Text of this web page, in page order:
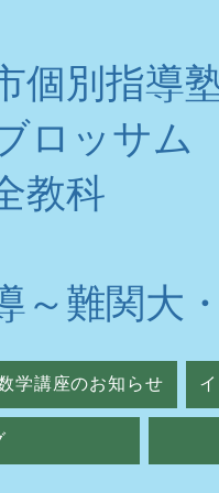
個別指導
ロッサム
教科
～難関大
学講座のお知らせ